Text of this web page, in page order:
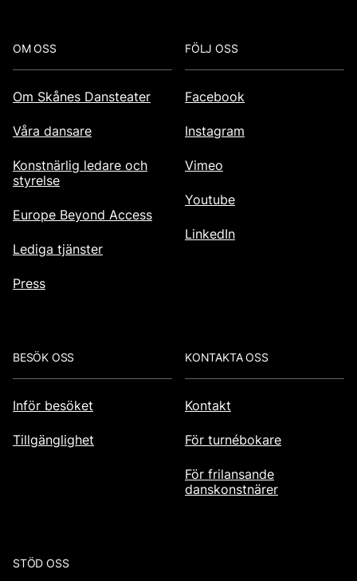
Footer
OM OSS
Om Skånes Dansteater
Våra dansare
Konstnärlig ledare och
styrelse
Europe Beyond Access
Lediga tjänster
Press
FÖLJ OSS
Facebook
Instagram
Vimeo
Youtube
LinkedIn
BESÖK OSS
Inför besöket
Tillgänglighet
KONTAKTA OSS
Kontakt
För turnébokare
För frilansande
danskonstnärer
STÖD OSS